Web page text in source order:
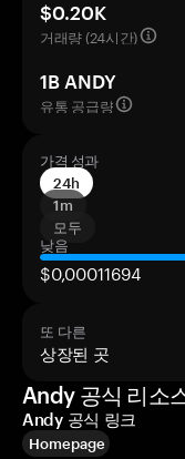
$0.20K
거래량 (24시간)
1B ANDY
유통 공급량
가격 성과
24h
1m
모두
낮음
$0,00011694
또 다른
상장된 곳
Andy 공식 리소
Andy 공식 링크
Homepage